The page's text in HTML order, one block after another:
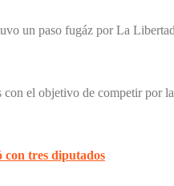
un paso fugáz por La
el objetivo de competir
con tres diputados